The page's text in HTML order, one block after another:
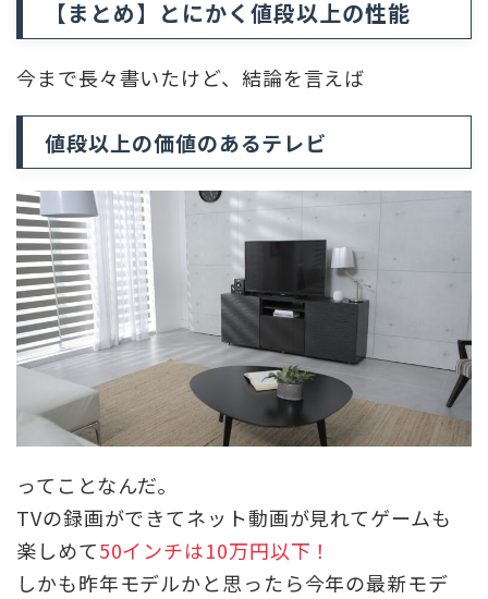
【まとめ】とにかく値段以上の性能
今まで長々書いたけど、結論を言えば
値段以上の価値のあるテレビ
ってことなんだ。
TVの録画ができてネット動画が見れてゲームも
楽しめて50インチは10万円以下！
しかも昨年モデルかと思ったら今年の最新モデ